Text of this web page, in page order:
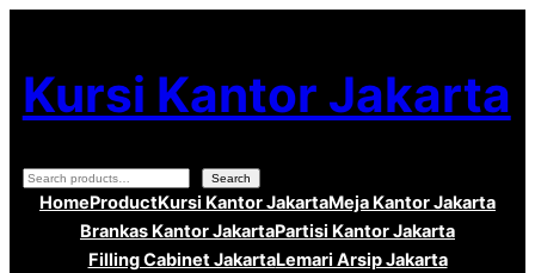
ke
konten
Kursi Kantor Jakarta
Search Search
HomeProductKursi Kantor JakartaMeja Kantor Jakarta
Brankas Kantor JakartaPartisi Kantor Jakarta
Filling Cabinet JakartaLemari Arsip Jakarta